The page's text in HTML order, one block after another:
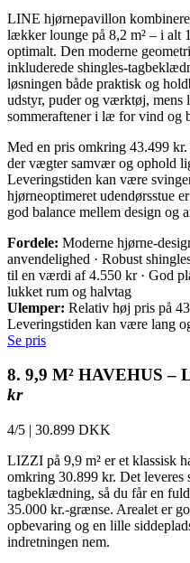
LINE hjørnepavillon
lækker lounge på 8,2 m² – i alt
optimalt. Den moderne
inkluderede shingles-
løsningen både praktisk og
udstyr, puder og værktøj, mens
sommeraftener i læ for vind og
Med en pris omkring 43.499
der vægter samvær og ophold
Leveringstiden kan være
hjørneoptimeret udendørsstue
god balance mellem design og
Fordele: Moderne hjørne-
anvendelighed · Robust
til en værdi af 4.550 kr · God
lukket rum og halvtag
Ulemper: Relativ høj pris på
Leveringstiden kan være lang
Se pris
8. 9,9 M² HAVEHUS –
kr
4/5 | 30.899 DKK
LIZZI på 9,9 m² er et klassisk
omkring 30.899 kr. Det leveres
tagbeklædning, så du får en
35.000 kr.-grænse. Arealet er
opbevaring og en lille
indretningen nem.